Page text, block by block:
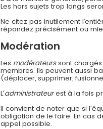
Les hors sujets trop longs
Ne citez pas inutilement
répondez précisément ou
Modération
Les modérateurssont chargés
membres. Ils peuvent aussi
(déplacer, supprimer,
L'administrateurest à la fois
Il convient de noter que si
obligation de le faire. En cas
appel possible.